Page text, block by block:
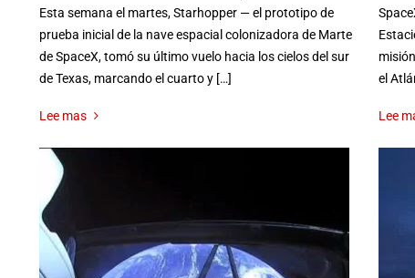
Esta semana el martes, Starhopper — el prototipo de
prueba inicial de la nave espacial colonizadora de Marte
de SpaceX, tomó su último vuelo hacia los cielos del sur
de Texas, marcando el cuarto y […]
Lee mas
el
Lee